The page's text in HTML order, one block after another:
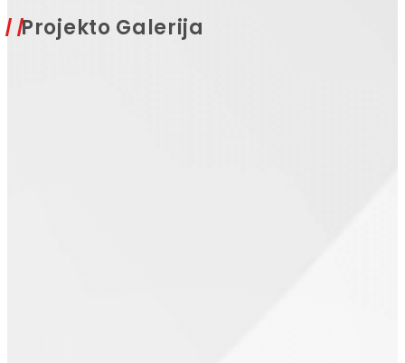
Projekto Galerija